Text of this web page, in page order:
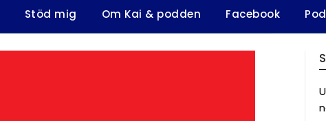
Stöd mig Om Kai & podden Facebook